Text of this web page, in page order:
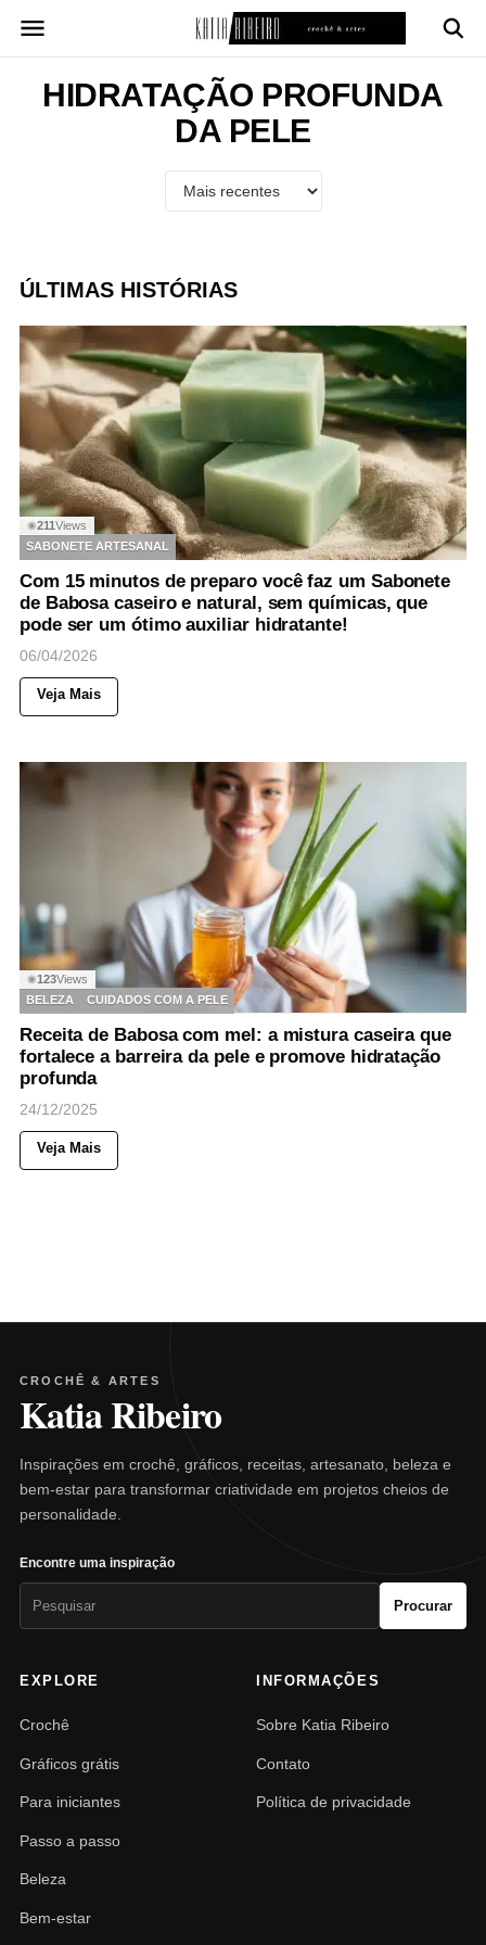
para
conteúdoHIDRATAÇÃO PROFUNDA
DA PELE
ÚLTIMAS HISTÓRIAS
◉211Views
SABONETE ARTESANAL
Com 15 minutos de preparo você faz um Sabonete
de Babosa caseiro e natural, sem químicas, que
pode ser um ótimo auxiliar hidratante!
06/04/2026
Veja Mais
◉123Views
BELEZA
CUIDADOS COM A PELE
Receita de Babosa com mel: a mistura caseira que
fortalece a barreira da pele e promove hidratação
profunda
24/12/2025
Veja Mais
CROCHÊ & ARTES
Katia Ribeiro
Inspirações em crochê, gráficos, receitas, artesanato, beleza e
bem-estar para transformar criatividade em projetos cheios de
personalidade.
Encontre uma inspiração
Procurar
EXPLORE
Crochê
Gráficos grátis
Para iniciantes
Passo a passo
Beleza
Bem-estar
INFORMAÇÕES
Sobre Katia Ribeiro
Contato
Política de privacidade